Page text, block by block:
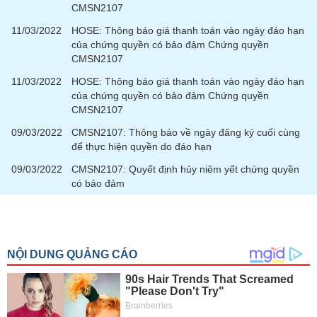
CMSN2107
11/03/2022
HOSE: Thông báo giá thanh toán vào ngày đáo hạn
của chứng quyền có bảo đảm Chứng quyền
CMSN2107
11/03/2022
HOSE: Thông báo giá thanh toán vào ngày đáo hạn
của chứng quyền có bảo đảm Chứng quyền
CMSN2107
09/03/2022
CMSN2107: Thông báo về ngày đăng ký cuối cùng
để thực hiện quyền do đáo hạn
09/03/2022
CMSN2107: Quyết định hủy niêm yết chứng quyền
có bảo đảm
KHỎE
DỊCH